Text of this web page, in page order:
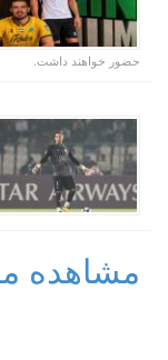
حضور خواهند داشت.
مشاهده